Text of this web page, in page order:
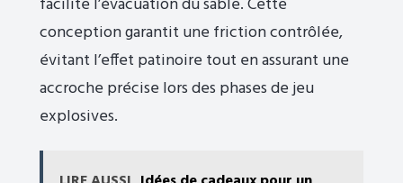
conception garantit une friction contrôlée,
évitant l’effet patinoire tout en assurant une
accroche précise lors des phases de jeu
explosives.